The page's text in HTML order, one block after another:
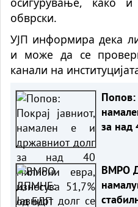
обврски.
УЈП информира дека
и може да се
канали на
Попов: Покрај јавниот,
за над
ВМРО